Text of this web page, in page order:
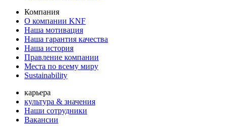
Компания
О компании KNF
Наша мотивация
Наша гарантия качества
Наша история
Правление компании
Места по всему миру
Sustainability
карьера
культура & значения
Наши сотрудники
Вакансии